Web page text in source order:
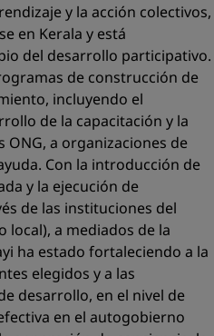
y la acción colectivos,
en Kerala y está
del desarrollo participativo.
de construcción de
incluyendo el
de la capacitación y la
a organizaciones de
Con la introducción de
y la ejecución de
de las instituciones del
local), a mediados de la
ha estado fortaleciendo a la
elegidos y a las
desarrollo, en el nivel de
en el autogobierno